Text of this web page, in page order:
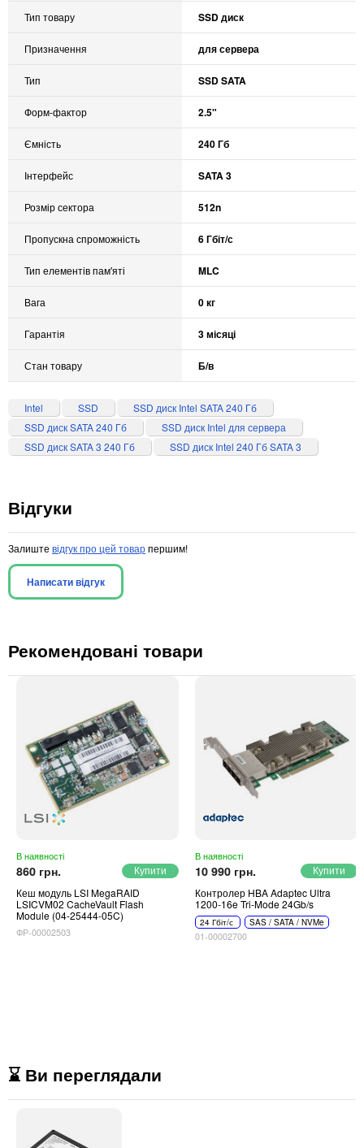
Тип товару SSD диск
Призначення для сервера
Тип SSD SATA
Форм-фактор 2.5"
Ємність 240 Гб
Інтерфейс SATA 3
Розмір сектора 512n
Пропускна спроможність 6 Гбіт/с
Тип елементів пам'яті MLC
Вага 0 кг
Гарантія 3 місяці
Стан товару Б/в
Intel SSD
SSD диск Intel SATA 240 Гб
SSD диск SATA 240 Гб
SSD диск Intel для сервера
SSD диск SATA 3 240 Гб
SSD диск Intel 240 Гб SATA 3
Відгуки
Залиште відгук про цей товарпершим!
Написати відгук
Рекомендовані товари
В наявності
860 грн.
Кеш модуль LSI MegaRAID
LSICVM02 CacheVault Flash
Module (04-25444-05C)
ФР-00002503
В наявності
10 990 грн.
Контролер HBA Adaptec Ultra
1200-16e Tri-Mode 24Gb/s
24 Гбіт/с SAS / SATA / NVMe
01-00002700
⌛ Ви переглядали